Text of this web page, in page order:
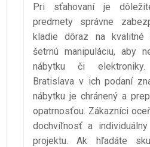
Pri sťahovaní je
predmety správne
kladie dôraz na kvalitné
šetrnú manipuláciu, aby
nábytku či
Bratislava v ich podaní
nábytku je chránený a
opatrnosťou. Zákazníci
dochvíľnosť a
projektu. Ak hľadáte